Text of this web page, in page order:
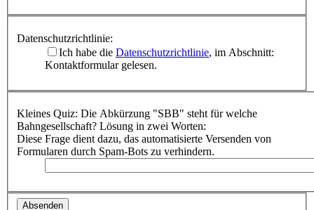
Datenschutzrichtlinie:
Ich habe die Datenschutzrichtlinie, im Abschnitt:
Kontaktformular gelesen.
Kleines Quiz: Die Abkürzung "SBB" steht für welche
Bahngesellschaft? Lösung in zwei Worten:
Diese Frage dient dazu, das automatisierte Versenden von
Formularen durch Spam-Bots zu verhindern.